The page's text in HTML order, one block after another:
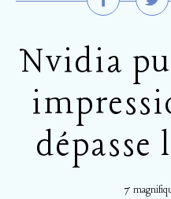
Nvidia
dépasse
7